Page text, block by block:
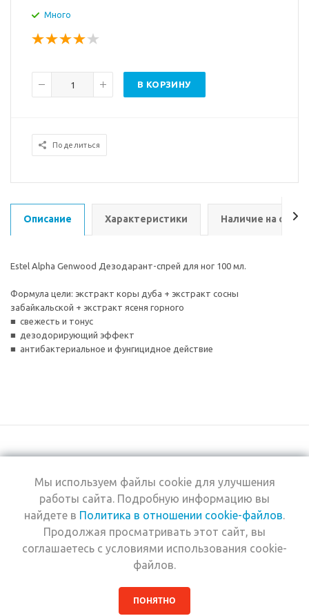
Много
В КОРЗИНУ
Поделиться
Описание Характеристики Наличие на
Estel Alpha Genwood Дезодарант-спрей для ног 100 мл.
Формула цели: экстракт коры дуба + экстракт сосны
забайкальской + экстракт ясеня горного
■ свежесть и тонус
■ дезодорирующий эффект
■ антибактериальное и фунгицидное действие
+7 (495) 969-0950
2026 © Интернет-
магазин Estel
Компания
Информация
Помощь
Мы используем файлы cookie для улучшения
работы сайта. Подробную информацию вы
найдете в Политика в отношении cookie-файлов.
Продолжая просматривать этот сайт, вы
соглашаетесь с условиями использования cookie-
файлов.
ПОНЯТНО